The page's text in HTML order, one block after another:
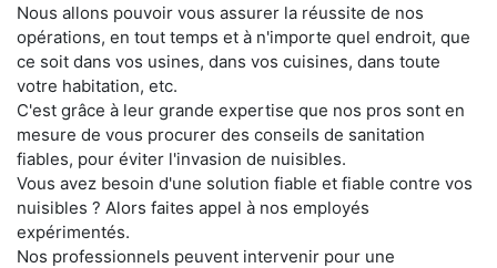
Nous allons pouvoir vous assurer la réussite de nos
opérations, en tout temps et à n'importe quel endroit, que
ce soit dans vos usines, dans vos cuisines, dans toute
votre habitation, etc.
C'est grâce à leur grande expertise que nos pros sont en
mesure de vous procurer des conseils de sanitation
fiables, pour éviter l'invasion de nuisibles.
Vous avez besoin d'une solution fiable et fiable contre vos
nuisibles ? Alors faites appel à nos employés
expérimentés.
Nos professionnels peuvent intervenir pour une